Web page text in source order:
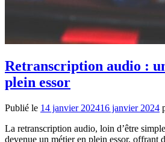
Retranscription audio :
plein essor
Publié le 14 janvier 202416 janvier 2024
La retranscription audio, loin d’être
devenue un métier en plein essor, offrant